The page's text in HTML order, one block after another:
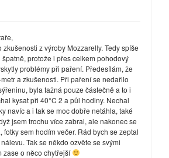
z výroby Mozzarelly. Tedy spíše
protože i přes celkem pohodový
problémy při paření. Předesílám, že
a zkušenosti. Při paření se nedařilo
byla tažná pouze částečně a to i
kysat při 40°C 2 a půl hodiny. Nechal
navíc a i tak se moc dobře netáhla, také
jsem trochu více zabral, ale nakonec se
fotky sem hodím večer. Rád bych se zeptal
Tak se někdo ozvěte se svými
zase o něco chytřejší